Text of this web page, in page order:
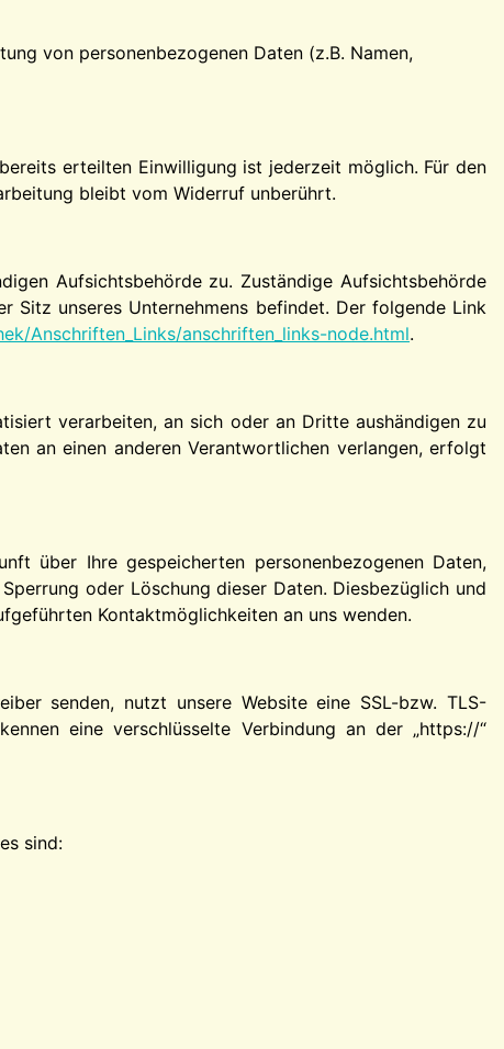
von personenbezogenen Daten (z.B. Namen,
erteilten Einwilligung ist jederzeit möglich. Für den
bleibt vom Widerruf unberührt.
Aufsichtsbehörde zu. Zuständige Aufsichtsbehörde
Sitz unseres Unternehmens befindet. Der folgende Link
Anschriften_Links/anschriften_links-node.html.
verarbeiten, an sich oder an Dritte aushändigen zu
an einen anderen Verantwortlichen verlangen, erfolgt
über Ihre gespeicherten personenbezogenen Daten,
oder Löschung dieser Daten. Diesbezüglich und
Kontaktmöglichkeiten an uns wenden.
senden, nutzt unsere Website eine SSL-bzw. TLS-
eine verschlüsselte Verbindung an der „https://“
sind: